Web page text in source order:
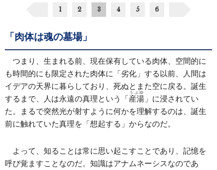
1 2 3 4 5 6
「肉体は魂の墓場」
つまり、生まれる前、現在保有している肉体、空間的に
も時間的にも限定された肉体に「劣化」する以前、人間は
イデアの天界に暮らしており、死ぬとまた空に戻る。誕生
するまで、人は永遠の真理という「 産湯
うぶゆ
」に浸されてい
た。まるで突然光が射すように何かを理解するのは、誕生
前に触れていた真理を「想起する」からなのだ。
よって、知ることは常に思い起こすことであり、記憶を
呼び覚ますことなのだ。知識はアナムネーシスなのであ